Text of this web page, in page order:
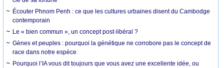
Écouter Phnom Penh : ce que les cultures urbaines disent du Cambodge
contemporain
Le « bien commun », un concept post-libéral ?
Gènes et peuples : pourquoi la génétique ne corrobore pas le concept de
race dans notre espèce
Pourquoi l’IA vous dit toujours que vous avez une excellente idée, ou